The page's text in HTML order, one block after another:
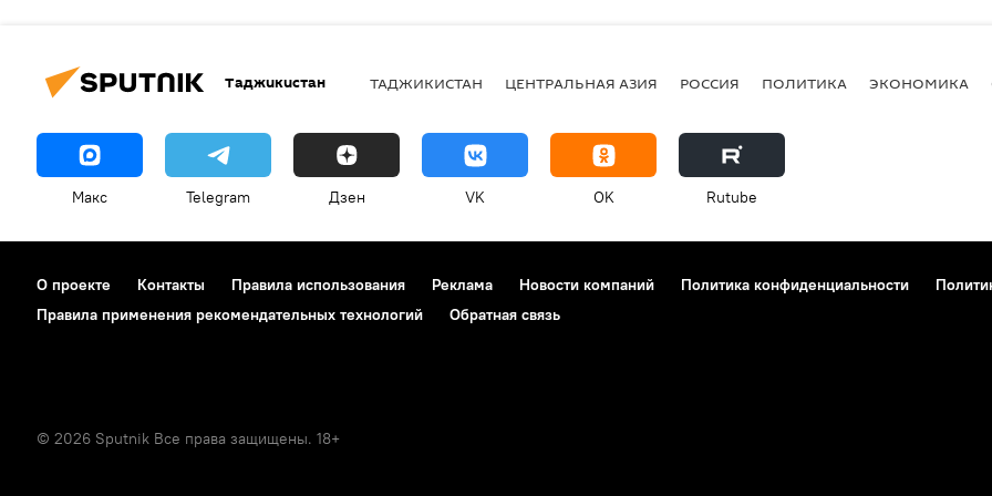
Таджикистан ТАДЖИКИСТАН ЦЕНТРАЛЬНАЯ АЗИЯ РОССИЯ ПОЛИТИКА ЭКОНОМИКА
Макс Telegram Дзен VK OK Rutube
О проекте Контакты Правила использования Реклама Новости компаний Политика конфиденциальности
Правила применения рекомендательных технологий
Обратная связь
© 2026 Sputnik Все права защищены. 18+